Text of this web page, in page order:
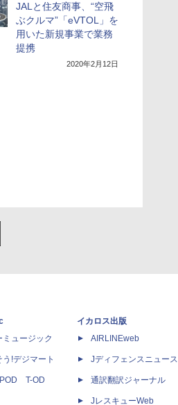
JALと住友商事、“空飛
ぶクルマ”「eVTOL」を
用いた新規事業で業務
提携
2020年2月12日
ミュージック
!デジマート
T-OD
イカロス出版
AIRLINEweb
Jディフェンスニュース
通訳翻訳ジャーナル
JレスキューWeb